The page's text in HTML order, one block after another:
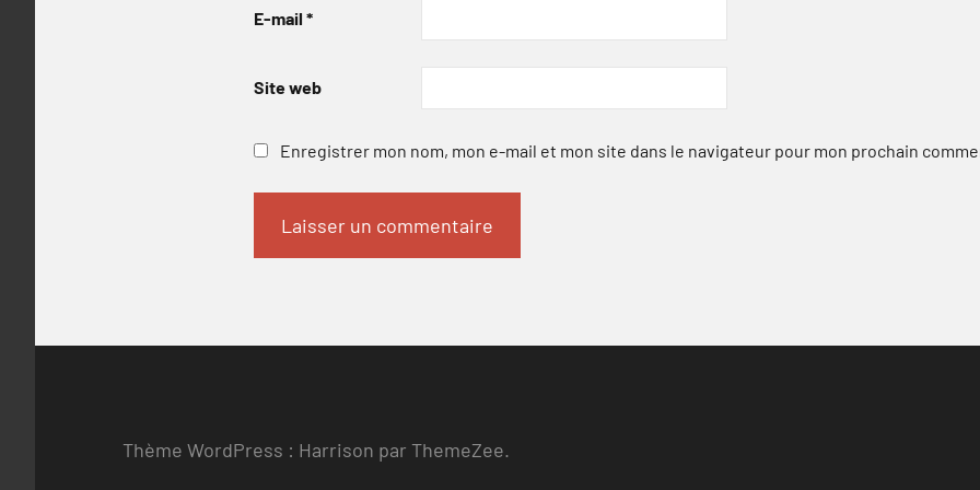
E-mail *
Site web
Enregistrer mon nom, mon e-mail et mon site dans le navigateur pour mon prochain
Thème WordPress : Harrison par ThemeZee.